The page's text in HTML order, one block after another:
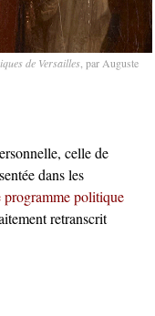
de Versailles , par Auguste
celle de
dans les
programme politique
retranscrit